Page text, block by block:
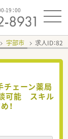
19：00
宇部市 求人ID：
チェーン薬局
可能 スキル
！